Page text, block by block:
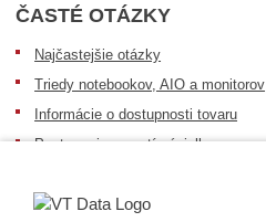
ČASTÉ OTÁZKY
Najčastejšie otázky
Triedy notebookov, AIO a monitorov
Informácie o dostupnosti tovaru
Postup pri prevzatí zásielky
Sledovanie zásielok